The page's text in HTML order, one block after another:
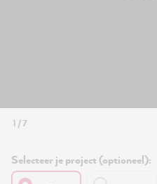
1 / 7
Selecteer je project (optioneel):